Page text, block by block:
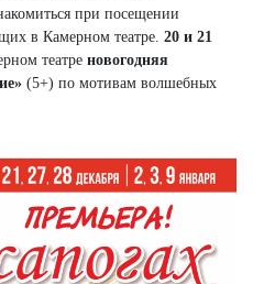
при посещении
в Камерном театре. 20 и 21
театре новогодняя
(5+) по мотивам волшебных